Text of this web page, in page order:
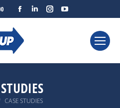
Facebook
new
Linkedin
new
Instagram
newnew
here:
CASE STUDIES